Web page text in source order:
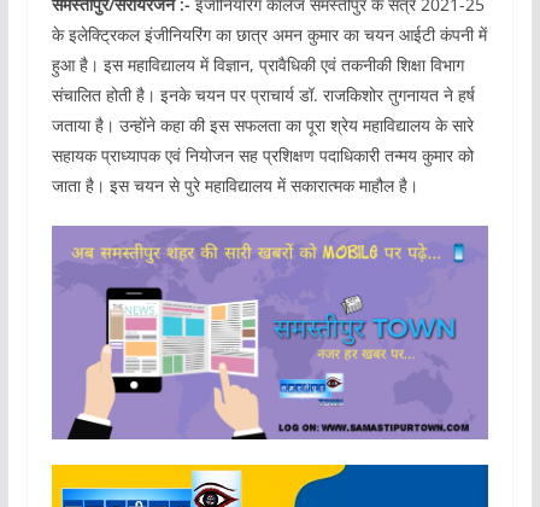
के इलेक्ट्रिकल इंजीनियरिंग का छात्र अमन कुमार का चयन आईटी कंपनी में
हुआ है। इस महाविद्यालय में विज्ञान, प्रावैधिकी एवं तकनीकी शिक्षा विभाग
संचालित होती है। इनके चयन पर प्राचार्य डॉ. राजकिशोर तुगनायत ने हर्ष
जताया है। उन्होंने कहा की इस सफलता का पूरा श्रेय महाविद्यालय के सारे
सहायक प्राध्यापक एवं नियोजन सह प्रशिक्षण पदाधिकारी तन्मय कुमार को
जाता है। इस चयन से पुरे महाविद्यालय में सकारात्मक माहौल है।